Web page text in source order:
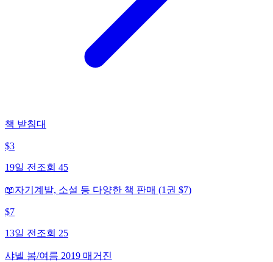
책 받침대
$3
19일 전 조회 45
📖자기계발, 소설 등 다양한 책 판매 (1권 $7)
$7
13일 전 조회 25
샤넬 봄/여름 2019 매거진